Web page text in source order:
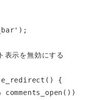
示を無効にする
{